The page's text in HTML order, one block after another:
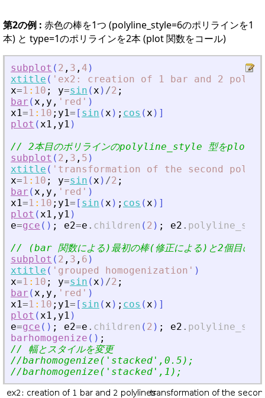
第2の例 : 赤色の棒を1つ (polyline_style=6のポリラインを1
本) と type=1のポリラインを2本 (plot 関数をコール)
subplot ( 2 , 3 , 4 )
xtitle ( ' ex2: creation of 1 bar and 2
x=1 : 10 ; y=sin (x ) /2 ;
bar (x , y , ' red ' )
x1=1 : 10 ; y1= [ sin (x ) ; cos (x ) ]
plot (x1 , y1 )
// 2本目のポリラインのpolyline_style 型をplotから
subplot ( 2 , 3 , 5 )
xtitle ( ' transformation of the second
x=1 : 10 ; y=sin (x ) /2 ;
bar (x , y , ' red ' )
x1=1 : 10 ; y1= [ sin (x ) ; cos (x ) ]
plot (x1 , y1 )
e=gce ( ) ; e2=e . children ( 2 ) ; e2 .
// (bar 関数による)最初の棒(修正による)と2個目の棒
subplot ( 2 , 3 , 6 )
xtitle ( ' grouped homogenization ' )
x=1 : 10 ; y=sin (x ) /2 ;
bar (x , y , ' red ' )
x1=1 : 10 ; y1= [ sin (x ) ; cos (x ) ]
plot (x1 , y1 )
e=gce ( ) ; e2=e . children ( 2 ) ; e2 .
barhomogenize ( ) ;
// 幅とスタイルを変更
//barhomogenize( ' stacked ' ,0.5);
//barhomogenize( ' stacked ' ,1);